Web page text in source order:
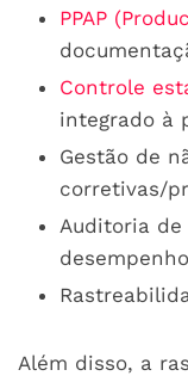
PPAP
Controle
integrado à
Gestão de
corretivas/
Auditoria de
desempenho
Além disso, a